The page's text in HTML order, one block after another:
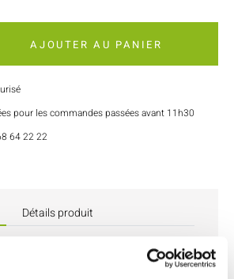
AJOUTER AU PANIER
pour les commandes passées avant 11h30
64 22 22
Détails produit
165 mm emballée
est l’accessoire
et les événements à